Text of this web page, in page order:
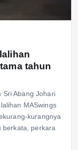
tahun
Sri Abang Johari
MASwings
kurangnya
berkata, perkara